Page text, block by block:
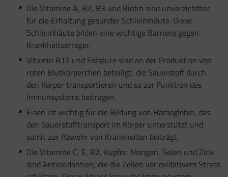
Die Vitamine A, B2, B3 und Biotin sind unverzichtbar
für die Erhaltung gesunder Schleimhäute. Diese
Schleimhäute bilden eine wichtige Barriere gegen
Krankheitserreger.
Vitamin B12 und Folsäure sind an der Produktion von
roten Blutkörperchen beteiligt, die Sauerstoff durch
den Körper transportieren und so zur Funktion des
Immunsystems beitragen.
Eisen ist wichtig für die Bildung von Hämoglobin, das
den Sauerstofftransport im Körper unterstützt und
somit zur Abwehr von Krankheiten beiträgt.
Die Vitamine C, E, B2, Kupfer, Mangan, Selen und Zink
sind Antioxidantien, die die Zellen vor oxidativem Stress